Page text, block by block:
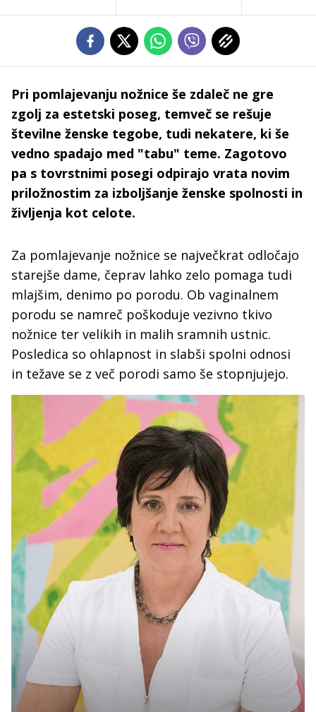
Pri pomlajevanju nožnice še zdaleč ne gre
zgolj za estetski poseg, temveč se rešuje
številne ženske tegobe, tudi nekatere, ki še
vedno spadajo med "tabu" teme. Zagotovo
pa s tovrstnimi posegi odpirajo vrata novim
priložnostim za izboljšanje ženske spolnosti in
življenja kot celote.
Za pomlajevanje nožnice se največkrat odločajo
starejše dame, čeprav lahko zelo pomaga tudi
mlajšim, denimo po porodu. Ob vaginalnem
porodu se namreč poškoduje vezivno tkivo
nožnice ter velikih in malih sramnih ustnic.
Posledica so ohlapnost in slabši spolni odnosi
in težave se z več porodi samo še stopnjujejo.